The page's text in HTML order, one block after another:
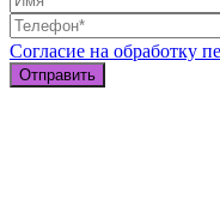
Согласие на обработку
Отправить